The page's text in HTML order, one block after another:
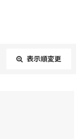
表示順変更